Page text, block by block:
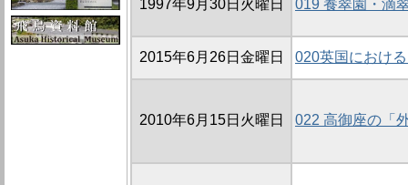
1997年9月30日火曜日 019 養翠園・滴
2015年6月26日金曜日 020英国におけ
2010年6月15日火曜日 022 高御座の「